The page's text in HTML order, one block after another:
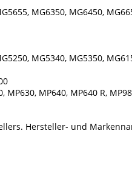
MG6350, MG6450,
MG5340, MG5350,
MP630, MP640, MP640 R,
Hersteller- und